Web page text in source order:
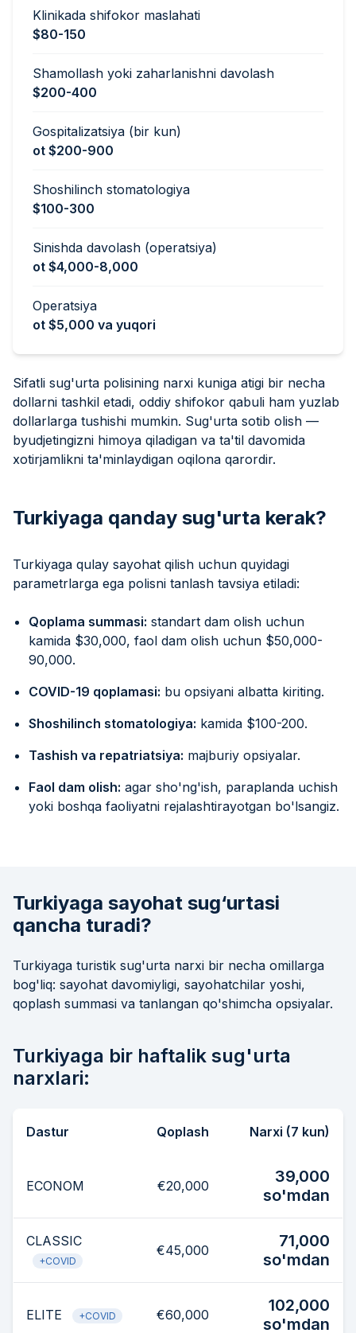
Klinikada shifokor maslahati
$80-150
Shamollash yoki zaharlanishni davolash
$200-400
Gospitalizatsiya (bir kun)
ot $200-900
Shoshilinch stomatologiya
$100-300
Sinishda davolash (operatsiya)
ot $4,000-8,000
Operatsiya
ot $5,000 va yuqori
Sifatli sug'urta polisining narxi kuniga atigi bir necha
dollarni tashkil etadi, oddiy shifokor qabuli ham yuzlab
dollarlarga tushishi mumkin. Sug'urta sotib olish —
byudjetingizni himoya qiladigan va ta'til davomida
xotirjamlikni ta'minlaydigan oqilona qarordir.
Turkiyaga qanday sug'urta kerak?
Turkiyaga qulay sayohat qilish uchun quyidagi
parametrlarga ega polisni tanlash tavsiya etiladi:
Qoplama summasi: standart dam olish uchun
kamida $30,000, faol dam olish uchun $50,000-
90,000.
COVID-19 qoplamasi: bu opsiyani albatta kiriting.
Shoshilinch stomatologiya: kamida $100-200.
Tashish va repatriatsiya: majburiy opsiyalar.
Faol dam olish: agar sho'ng'ish, paraplanda uchish
yoki boshqa faoliyatni rejalashtirayotgan bo'lsangiz.
Turkiyaga sayohat sug‘urtasi
qancha turadi?
Turkiyaga turistik sug'urta narxi bir necha omillarga
bog'liq: sayohat davomiyligi, sayohatchilar yoshi,
qoplash summasi va tanlangan qo'shimcha opsiyalar.
Turkiyaga bir haftalik sug'urta
narxlari:
Dastur Qoplash Narxi (7 kun)
ECONOM €20,000
39,000
so'mdan
CLASSIC
+COVID
€45,000
71,000
so'mdan
ELITE +COVID €60,000
102,000
so'mdan